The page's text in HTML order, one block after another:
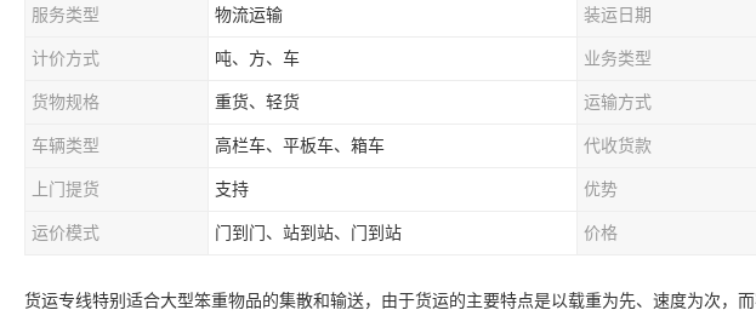
服务类型 物流运输 装运日期
计价方式 吨、方、车 业务类型
货物规格 重货、轻货 运输方式
车辆类型 高栏车、平板车、箱车 代收货款
上门提货 支持 优势
运价模式 门到门、站到站、门到站 价格
货运专线特别适合大型笨重物品的集散和输送，由于货运的主要特点是以载重为先、速度为次，